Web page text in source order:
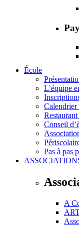
École
L’équipe
Calendrier
Conseil
Pas à pas
A